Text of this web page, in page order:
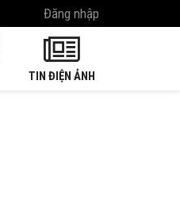
Đăng nhập
TIN ĐIỆN ẢNH